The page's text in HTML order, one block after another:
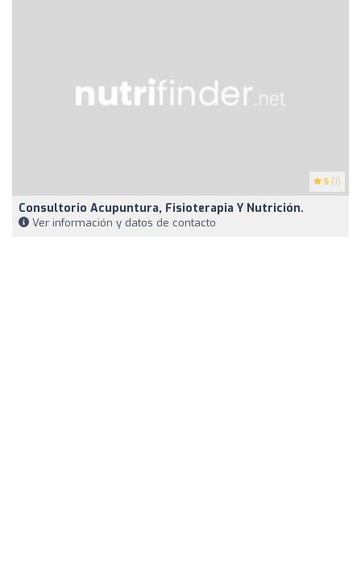
5 (1)
Consultorio Acupuntura, Fisioterapia Y Nutrición.
Ver información y datos de contacto